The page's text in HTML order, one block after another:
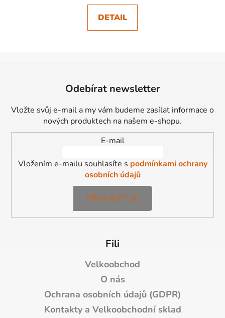
DETAIL
Odebírat newsletter
Vložte svůj e-mail a my vám budeme zasílat informace o
nových produktech na našem e-shopu.
E-mail
Vložením e-mailu souhlasíte s podmínkami ochrany
osobních údajů
PŘIHLÁSIT SE
Fili
Velkoobchod
O nás
Ochrana osobních údajů (GDPR)
Kontakty a Velkoobchodní sklad